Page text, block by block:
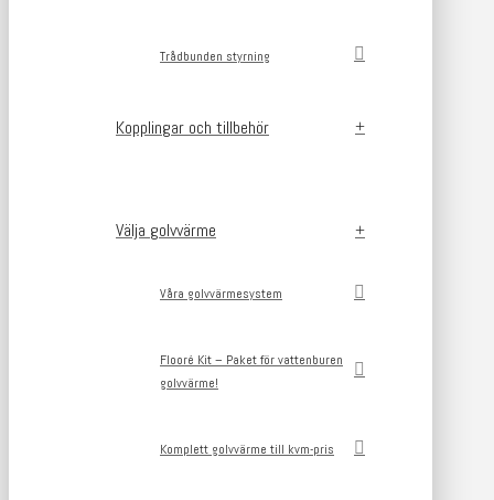
Trådbunden styrning
Kopplingar och tillbehör
Välja golvvärme
Våra golvvärmesystem
Flooré Kit – Paket för vattenburen
golvvärme!
Komplett golvvärme till kvm-pris